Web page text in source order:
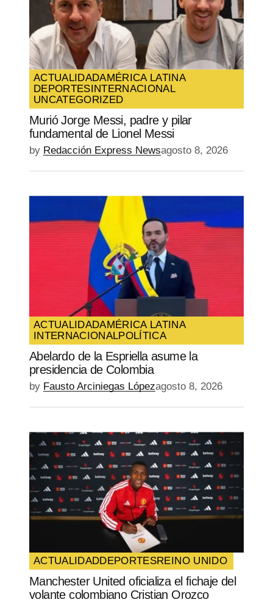
ACTUALIDADAMÉRICA LATINA
DEPORTESINTERNACIONAL
UNCATEGORIZED
Murió Jorge Messi, padre y pilar
fundamental de Lionel Messi
by Redacción Express Newsagosto 8, 2026
ACTUALIDADAMÉRICA LATINA
INTERNACIONALPOLÍTICA
Abelardo de la Espriella asume la
presidencia de Colombia
by Fausto Arciniegas Lópezagosto 8, 2026
ACTUALIDADDEPORTESREINO UNIDO
Manchester United oficializa el fichaje del
volante colombiano Cristian Orozco